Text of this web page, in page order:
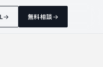
無料相談